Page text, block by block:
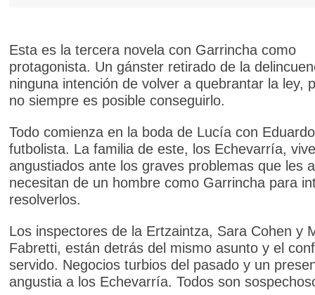
Esta es la tercera novela con Garrincha como
protagonista. Un gánster retirado de la
ninguna intención de volver a quebrantar la ley,
no siempre es posible conseguirlo.
Todo comienza en la boda de Lucía con
futbolista. La familia de este, los Echevarría,
angustiados ante los graves problemas que les
necesitan de un hombre como Garrincha para
resolverlos.
Los inspectores de la Ertzaintza, Sara Cohen y
Fabretti, están detrás del mismo asunto y el
servido. Negocios turbios del pasado y un
angustia a los Echevarría. Todos son